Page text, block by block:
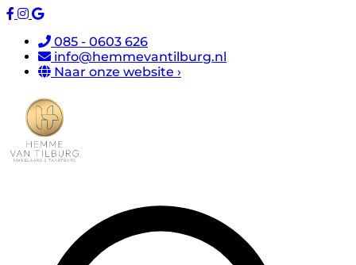
085 - 0603 626
info@hemmevantilburg.nl
Naar onze website ›